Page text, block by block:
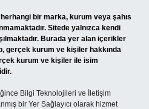
bir marka, kurum veya şahıs
Sitede yalnızca kendi
Burada yer alan içerikler
gerçek kurum ve kişiler hakkında
kurum ve kişiler ile isim
Bilgi Teknolojileri ve İletişim
bir Yer Sağlayıcı olarak hizmet